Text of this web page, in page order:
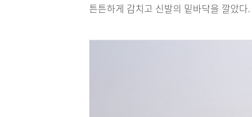
튼튼하게 감치고 신발의 밑바닥을 깔았다.